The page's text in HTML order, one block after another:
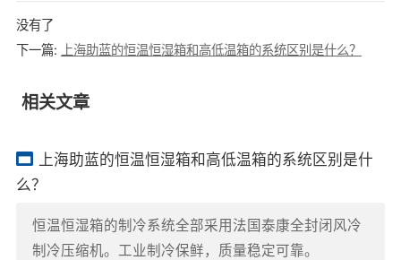
没有了
下一篇:
上海助蓝的恒温恒湿箱和高低温箱的系统区别是什么？
相关文章
上海助蓝的恒温恒湿箱和高低温箱的系统区别是什
么？
恒温恒湿箱的制冷系统全部采用法国泰康全封闭风冷
制冷压缩机。工业制冷保鲜，质量稳定可靠。